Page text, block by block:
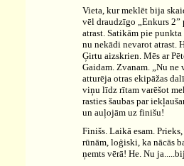
Vieta, kur meklēt bija
vēl draudzīgo „Enkurs
atrast. Satikām pie
nu nekādi nevarot atrast.
Ģirtu aizskrien. Mēs ar
Gaidam. Zvanam. „Nu
atturēja otras ekipāžas
viņu līdz rītam varēšot
rasties šaubas par
un auļojām uz finišu!
Finišs. Laikā esam.
rūnām, loģiski, ka nācās
ņemts vērā! He. Nu